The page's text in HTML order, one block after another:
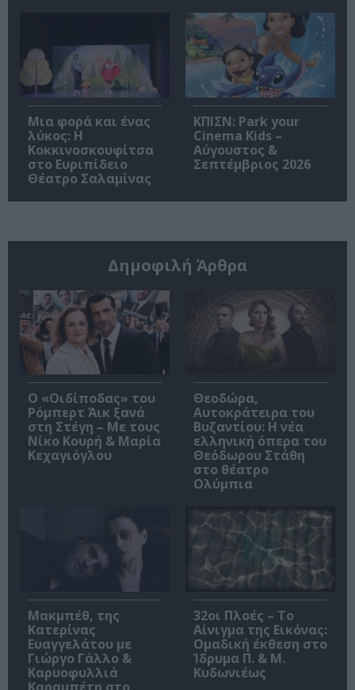
Μια φορά και ένας
λύκος: Η
Κοκκινοσκουφίτσα
στο Ευριπίδειο
Θέατρο Σαλαμίνας
ΚΠΙΣΝ: Park your
Cinema Kids –
Αύγουστος &
Σεπτέμβριος 2026
Δημοφιλή Άρθρα
O «Οιδίποδας» του
Ρόμπερτ Άικ ξανά
στη Στέγη – Με τους
Νίκο Κουρή & Μαρία
Κεχαγιόγλου
Θεοδώρα,
Αυτοκράτειρα του
Βυζαντίου: Η νέα
ελληνική όπερα του
Θεόδωρου Στάθη
στο θέατρο
Ολύμπια
Μακμπέθ, της
Κατερίνας
Ευαγγελάτου με
Γιώργο Γάλλο &
Καρυοφυλλιά
32οι Πλοές – Το
Αίνιγμα της Εικόνας:
Ομαδική έκθεση στο
Ίδρυμα Π. & Μ.
Κυδωνιέως